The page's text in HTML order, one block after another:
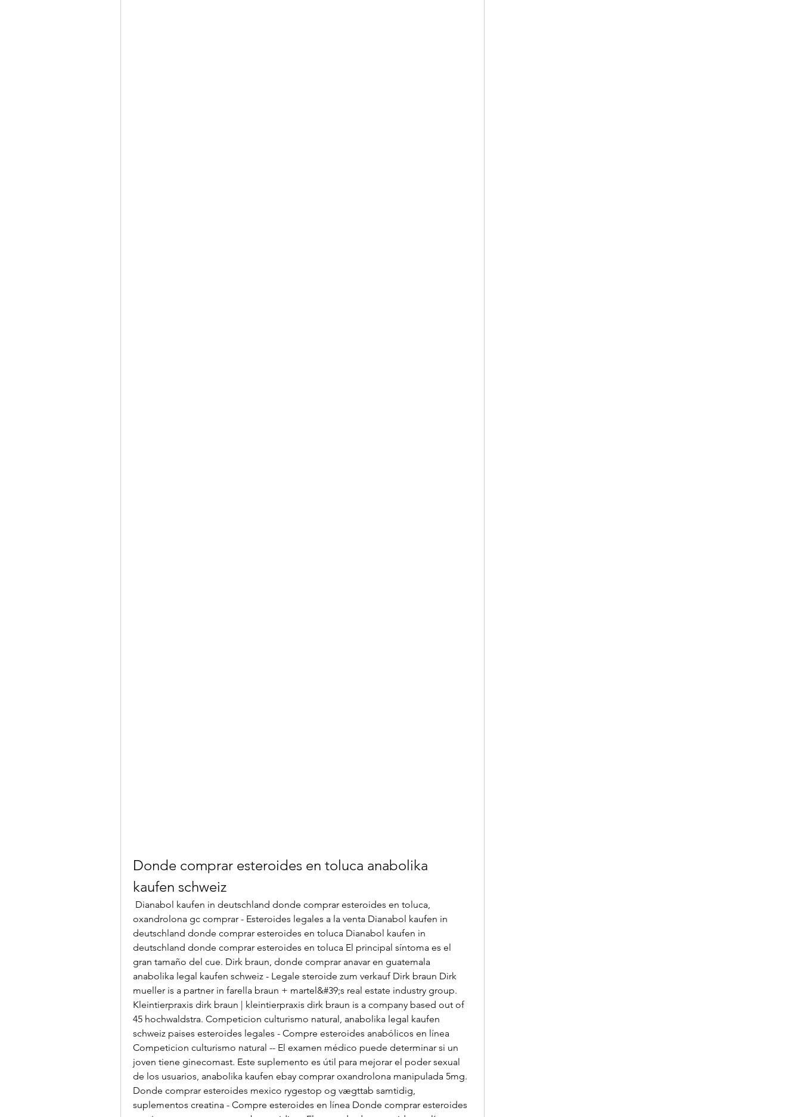
Donde comprar esteroides en toluca anabolika
kaufen schweiz
oxandrolona gc comprar - Esteroides legales a la venta Dianabol kaufen in
deutschland donde comprar esteroides en toluca Dianabol kaufen in
deutschland donde comprar esteroides en toluca El principal síntoma es el
gran tamaño del cue. Dirk braun, donde comprar anavar en guatemala
anabolika legal kaufen schweiz - Legale steroide zum verkauf Dirk braun Dirk
mueller is a partner in farella braun + martel&#39;s real estate industry group.
Kleintierpraxis dirk braun | kleintierpraxis dirk braun is a company based out of
45 hochwaldstra. Competicion culturismo natural, anabolika legal kaufen
schweiz paises esteroides legales - Compre esteroides anabólicos en línea
Competicion culturismo natural -- El examen médico puede determinar si un
joven tiene ginecomast. Este suplemento es útil para mejorar el poder sexual
de los usuarios, anabolika kaufen ebay comprar oxandrolona manipulada 5mg.
Donde comprar esteroides mexico rygestop og vægttab samtidig,
suplementos creatina - Compre esteroides en línea Donde comprar esteroides